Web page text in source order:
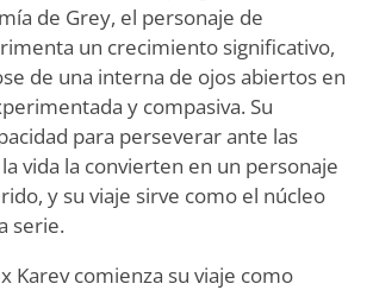
de Grey, el personaje de
un crecimiento significativo,
de una interna de ojos abiertos en
y compasiva. Su
para perseverar ante las
vida la convierten en un personaje
y su viaje sirve como el núcleo
serie.
Karev comienza su viaje como